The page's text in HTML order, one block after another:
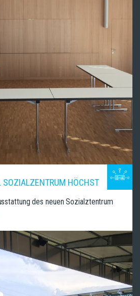
SOZIALZENTRUM HÖCHST
des neuen Sozialztentrum